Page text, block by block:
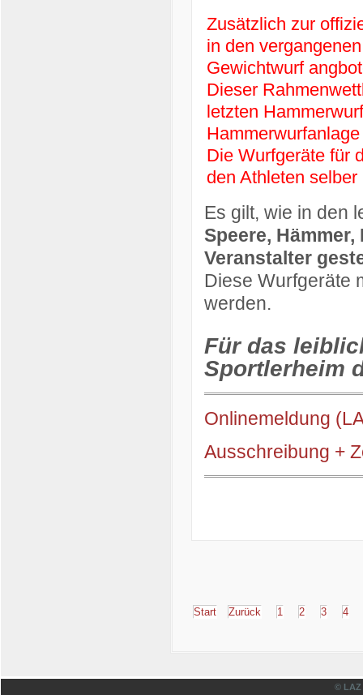
Zusätzlich zur
in den
Gewichtwurf
Dieser
letzten
Die Wurfgeräte für
den Athleten
Es gilt, wie in den
Speere,
Veranstalter
Diese Wurfgeräte
werden.
Für das
Sportlerheim
Onlinemeldung
Ausschreibung +
Start Zurück 1 2 3 4
© LAZ